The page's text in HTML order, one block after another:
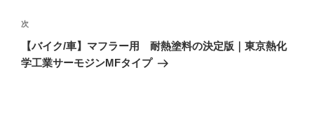
ー
シ
ョ
次
の
投
次
【バイク/車】マフラー用 耐熱塗料の決定版｜東京熱化
学工業サーモジンMFタイプ